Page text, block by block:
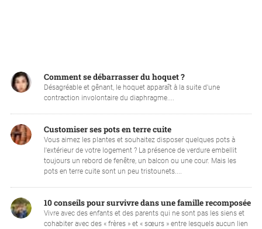
Comment se débarrasser du hoquet ?
Désagréable et gênant, le hoquet apparaît à la suite d'une
contraction involontaire du diaphragme....
Customiser ses pots en terre cuite
Vous aimez les plantes et souhaitez disposer quelques pots à
l'extérieur de votre logement ? La présence de verdure embellit
toujours un rebord de fenêtre, un balcon ou une cour. Mais les
pots en terre cuite sont un peu tristounets....
10 conseils pour survivre dans une famille recomposée
Vivre avec des enfants et des parents qui ne sont pas les siens et
cohabiter avec des « frères » et « sœurs » entre lesquels aucun lien